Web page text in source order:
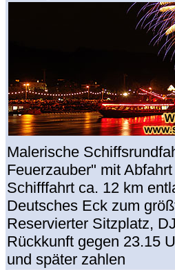
Malerische
Feuerzauber" mit
Schifffahrt ca. 12 km
Deutsches Eck zum
Reservierter Sitzplatz,
Rückkunft gegen 23.15
und später zahlen